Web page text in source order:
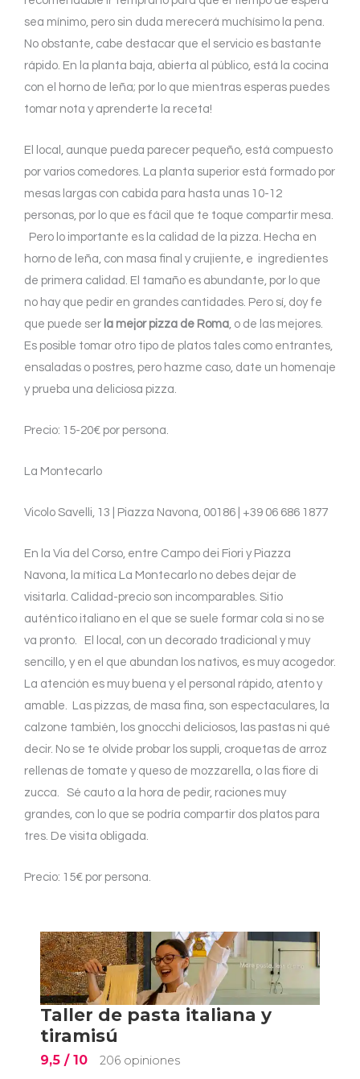
sea mínimo, pero sin duda merecerá muchísimo la pena.
No obstante, cabe destacar que el servicio es bastante
rápido. En la planta baja, abierta al público, está la cocina
con el horno de leña; por lo que mientras esperas puedes
tomar nota y aprenderte la receta!
El local, aunque pueda parecer pequeño, está compuesto
por varios comedores. La planta superior está formado por
mesas largas con cabida para hasta unas 10-12
personas, por lo que es fácil que te toque compartir mesa.
Pero lo importante es la calidad de la pizza. Hecha en
horno de leña, con masa final y crujiente, e ingredientes
de primera calidad. El tamaño es abundante, por lo que
no hay que pedir en grandes cantidades. Pero sí, doy fe
que puede ser la mejor pizza de Roma, o de las mejores.
Es posible tomar otro tipo de platos tales como entrantes,
ensaladas o postres, pero hazme caso, date un homenaje
y prueba una deliciosa pizza.
Precio: 15-20€ por persona.
La Montecarlo
Vicolo Savelli, 13 | Piazza Navona, 00186 | +39 06 686 1877
En la Via del Corso, entre Campo dei Fiori y Piazza
Navona, la mítica La Montecarlo no debes dejar de
visitarla. Calidad-precio son incomparables. Sitio
auténtico italiano en el que se suele formar cola si no se
va pronto. El local, con un decorado tradicional y muy
sencillo, y en el que abundan los nativos, es muy acogedor.
La atención es muy buena y el personal rápido, atento y
amable. Las pizzas, de masa fina, son espectaculares, la
calzone también, los gnocchi deliciosos, las pastas ni qué
decir. No se te olvide probar los suppli, croquetas de arroz
rellenas de tomate y queso de mozzarella, o las fiore di
zucca. Sé cauto a la hora de pedir, raciones muy
grandes, con lo que se podría compartir dos platos para
tres. De visita obligada.
Precio: 15€ por persona.